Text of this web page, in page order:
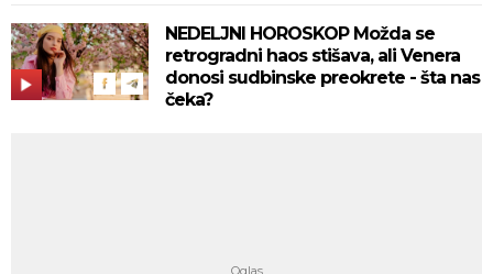
NEDELJNI HOROSKOP Možda se
retrogradni haos stišava, ali Venera
donosi sudbinske preokrete - šta nas
čeka?